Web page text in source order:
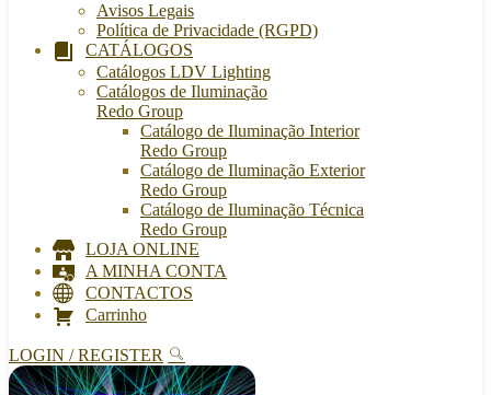
Avisos Legais
Política de Privacidade (RGPD)
CATÁLOGOS
Catálogos LDV Lighting
Catálogos de Iluminação
Redo Group
Catálogo de Iluminação Interior
Redo Group
Catálogo de Iluminação Exterior
Redo Group
Catálogo de Iluminação Técnica
Redo Group
LOJA ONLINE
A MINHA CONTA
CONTACTOS
Carrinho
LOGIN / REGISTER